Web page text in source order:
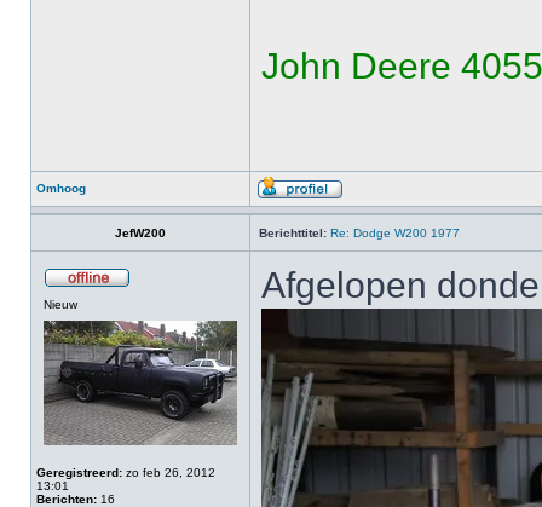
John Deere
Omhoog
JefW200 Berichttitel: Re: Dodge W200 1977
Nieuw
Geregistreerd: zo feb 26, 2012
13:01
Berichten: 16
Afgelopen